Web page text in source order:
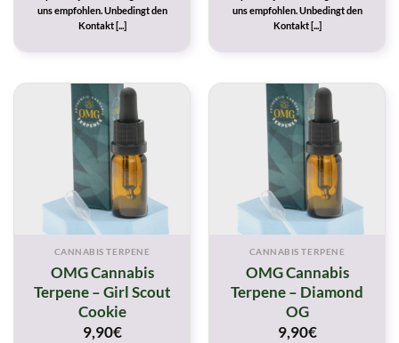
uns empfohlen. Unbedingt den
Kontakt [...]
uns empfohlen. Unbedingt den
Kontakt [...]
CANNABIS TERPENE
OMG Cannabis
Terpene – Girl Scout
Cookie
9,90€
CANNABIS TERPENE
OMG Cannabis
Terpene – Diamond
OG
9,90€